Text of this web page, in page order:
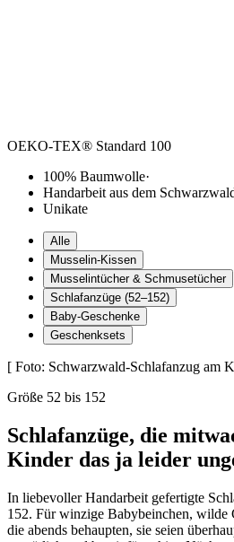
OEKO-TEX® Standard 100
100% Baumwolle·
Handarbeit aus dem
Unikate
Alle
Musselin-Kissen
Musselintücher & Schmusetücher
Schlafanzüge (52–152)
Baby-Geschenke
Geschenksets
[ Foto: Schwarzwald-Schlafanzug am
Größe 52 bis 152
Schlafanzüge, die
Kinder das ja leider
In liebevoller Handarbeit gefertigte
152. Für winzige Babybeinchen, wilde
die abends behaupten, sie seien